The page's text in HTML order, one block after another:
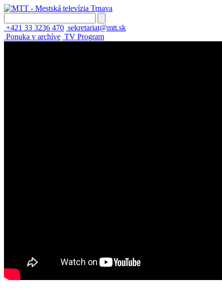
+421 33 3236 470 sekretariat@mtt.sk
Ponuka v archíve TV Program